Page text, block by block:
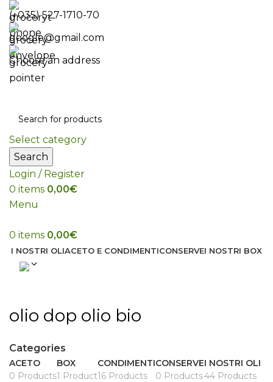
(+035) 527-1710-70
google@gmail.com
Choose an address
Select category
Search
Login / Register
0 items 0,00€
Menu
0 items 0,00€
I NOSTRI OLIACETO E CONDIMENTICONSERVEI NOSTRI BOX
olio dop olio bio
Categories
ACETO
0 Products
BOX
1 Product
CONDIMENTI
16 Products
CONSERVE
0 Products
I NOSTRI OLI
44 Products